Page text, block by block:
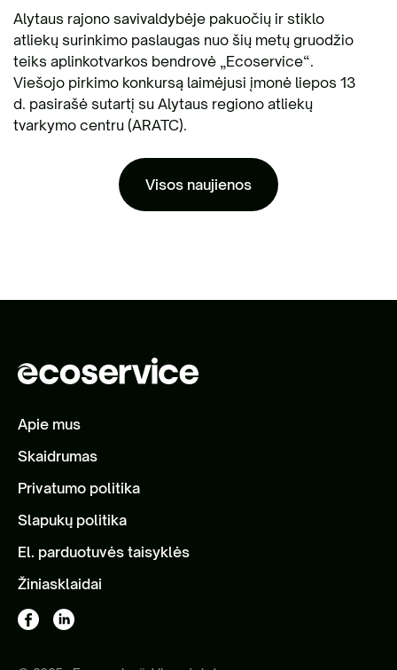
Alytaus rajono savivaldybėje pakuočių ir stiklo
atliekų surinkimo paslaugas nuo šių metų gruodžio
teiks aplinkotvarkos bendrovė „Ecoservice“.
Viešojo pirkimo konkursą laimėjusi įmonė liepos 13
d. pasirašė sutartį su Alytaus regiono atliekų
tvarkymo centru (ARATC).
Visos naujienos
Apie mus
Skaidrumas
Privatumo politika
Slapukų politika
El. parduotuvės taisyklės
Žiniasklaidai